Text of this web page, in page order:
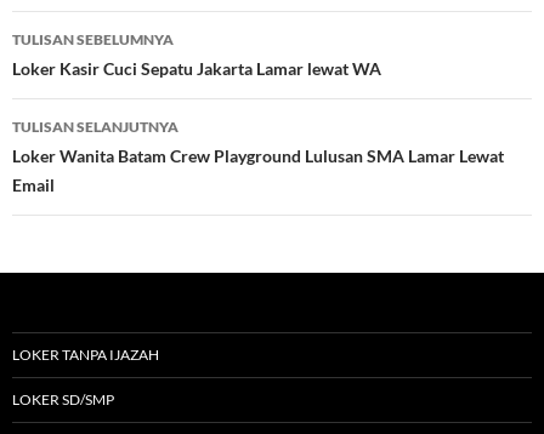
Navigasi
Tulisan
TULISAN SEBELUMNYA
Loker Kasir Cuci Sepatu Jakarta Lamar lewat WA
TULISAN SELANJUTNYA
Loker Wanita Batam Crew Playground Lulusan SMA Lamar Lewat
Email
LOKER TANPA IJAZAH
LOKER SD/SMP